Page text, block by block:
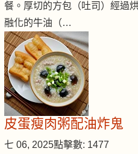
餐。厚切的方包（吐司）經過
融化的牛油（…
皮蛋瘦肉粥配油炸鬼
七 06, 2025點擊數: 1477